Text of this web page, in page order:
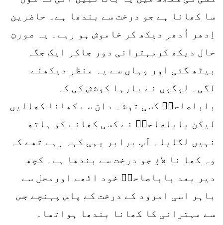
سا کھانا ہے جو درخت سے بندھا ہے۔ حاضرین
اِدھر اُدھر دیکھ کر خاموش ہو رہے۔ یہ صورتِ
حال دیکھ کرمہترانی دور جاکر ایک جگہ
بیٹھ گئی اور وہاں سے یہ منظر دیکھنے
لگی۔ لوگوں نے بارہا کوشش کی کہ
باباصاحبؒ کسی توشہ دان سے کھانا کھالیں
لیکن باباصاحبؒ نے کسی کھانے کو ہاتھ
نہیں لگایا۔ آپ برابر یہی کہہ رہے تھے کہ
وہ کھا نا لاؤ جو درخت سے بندھا ہے۔ کچھ
دیر بعد باباصاحبؒ خود اٹھے اورمحل سے
باہر اسی امرود کے درخت کے پاس پہنچے جس
سے مہترانی کا کھانا بندھا ہواتھا۔